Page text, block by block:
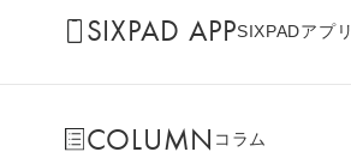
SIXPAD APPSIXPADアプリ
COLUMN コラム